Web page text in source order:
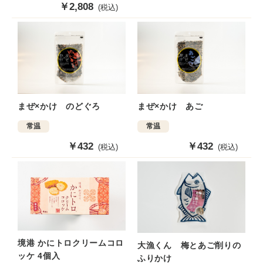
販
売
￥2,808 (税込)
価
まぜ×かけ のどぐろ
常温
販
売
格
￥432 (税込)
まぜ×かけ あご
常温
販
売
格
￥432 (税込)
境港 かにトロクリームコロ
ッケ 4個入
大漁くん 梅とあご削りの
ふりかけ